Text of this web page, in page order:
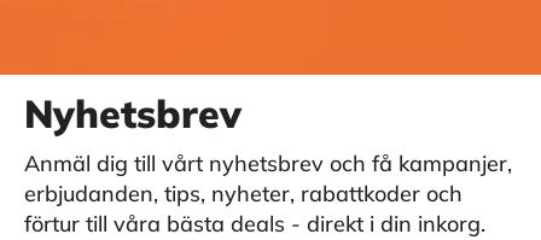
Nyhetsbrev
Anmäl dig till vårt nyhetsbrev och få kampanjer,
erbjudanden, tips, nyheter, rabattkoder och
förtur till våra bästa deals - direkt i din inkorg.